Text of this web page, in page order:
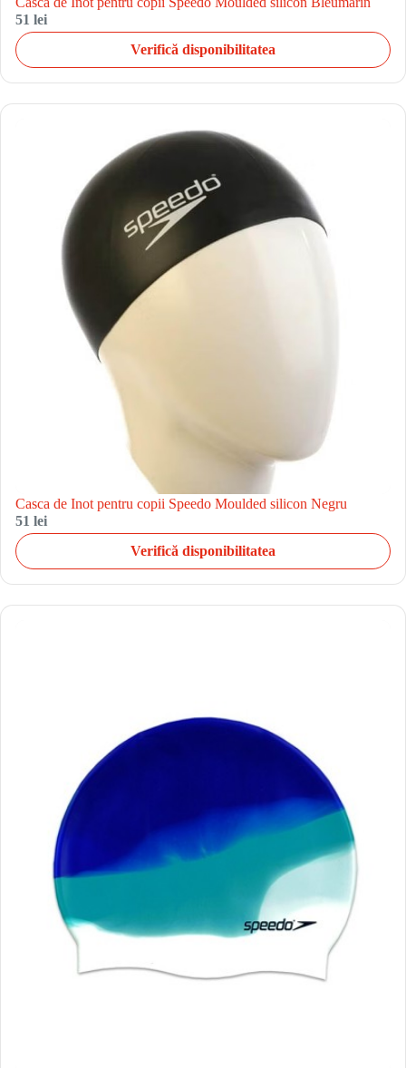
51 lei
Verifică disponibilitatea
Casca de Inot pentru copii Speedo Moulded silicon Negru
51 lei
Verifică disponibilitatea